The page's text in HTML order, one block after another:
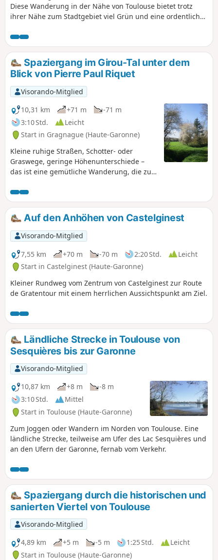
Diese Wanderung in der Nähe von Toulouse bietet trotz
ihrer Nähe zum Stadtgebiet viel Grün und eine ordentliche
Spaziergang im Girou-Tal unter dem
Blick von Pierre Paul Riquet
Visorando-Mitglied
10,31 km
+71 m
-71 m
3:10 Std.
Leicht
Start in Gragnague (Haute-Garonne)
Kleine ruhige Straßen, Schotter- oder
Graswege, geringe Höhenunterschiede –
das ist eine gemütliche Wanderung, die zu
vor den Toren von Toulouse, zwischen
Gragnague und Saint-Marcel-Paulel, im
Girou-Tal.
Auf den Anhöhen von Castelginest
Visorando-Mitglied
7,55 km
+70 m -70 m 2:20 Std.
Leicht
Start in Castelginest (Haute-Garonne)
Kleiner Rundweg vom Zentrum von Castelginest zur Route
de Gratentour mit einem herrlichen Aussichtspunkt am Ziel.
Ländliche Strecke in Toulouse von
Sesquières bis zur Garonne
Visorando-Mitglied
10,87 km
+8 m
-8 m
3:10 Std.
Mittel
Start in Toulouse (Haute-Garonne)
Zum Joggen oder Wandern im Norden von Toulouse. Eine
ländliche Strecke, teilweise am Ufer des Lac Sesquières und
an den Ufern der Garonne, fernab vom Verkehr.
Spaziergang durch die historischen und
sanierten Viertel von Toulouse
Visorando-Mitglied
4,89 km
+5 m -5 m 1:25 Std.
Leicht
Start in Toulouse (Haute-Garonne)